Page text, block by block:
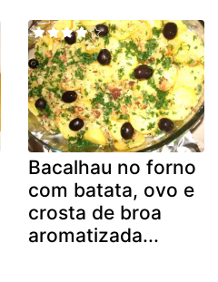
Bacalhau no forno
com batata, ovo e
crosta de broa
aromatizada...